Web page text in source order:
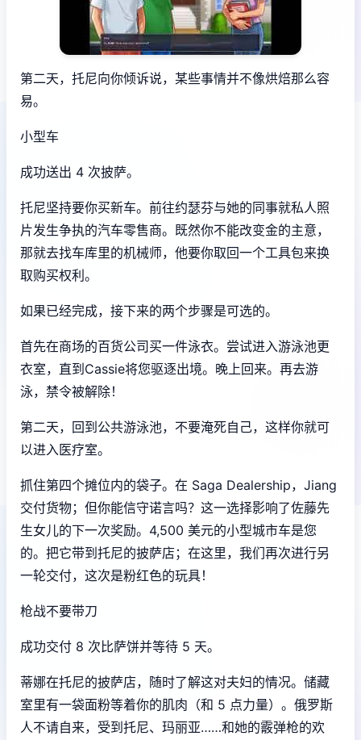
第二天，托尼向你倾诉说，某些事情并不像烘焙那么容
易。
小型车
成功送出 4 次披萨。
托尼坚持要你买新车。前往约瑟芬与她的同事就私人照
片发生争执的汽车零售商。既然你不能改变金的主意，
那就去找车库里的机械师，他要你取回一个工具包来换
取购买权利。
如果已经完成，接下来的两个步骤是可选的。
首先在商场的百货公司买一件泳衣。尝试进入游泳池更
衣室，直到Cassie将您驱逐出境。晚上回来。再去游
泳，禁令被解除！
第二天，回到公共游泳池，不要淹死自己，这样你就可
以进入医疗室。
抓住第四个摊位内的袋子。在 Saga Dealership，Jiang
交付货物；但你能信守诺言吗？这一选择影响了佐藤先
生女儿的下一次奖励。4,500 美元的小型城市车是您
的。把它带到托尼的披萨店；在这里，我们再次进行另
一轮交付，这次是粉红色的玩具！
枪战不要带刀
成功交付 8 次比萨饼并等待 5 天。
蒂娜在托尼的披萨店，随时了解这对夫妇的情况。储藏
室里有一袋面粉等着你的肌肉（和 5 点力量）。俄罗斯
人不请自来，受到托尼、玛丽亚……和她的霰弹枪的欢